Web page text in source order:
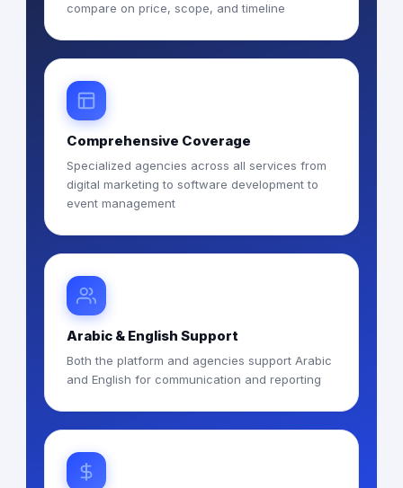
compare on price, scope, and timeline
Comprehensive Coverage
Specialized agencies across all services from
digital marketing to software development to
event management
Arabic & English Support
Both the platform and agencies support Arabic
and English for communication and reporting